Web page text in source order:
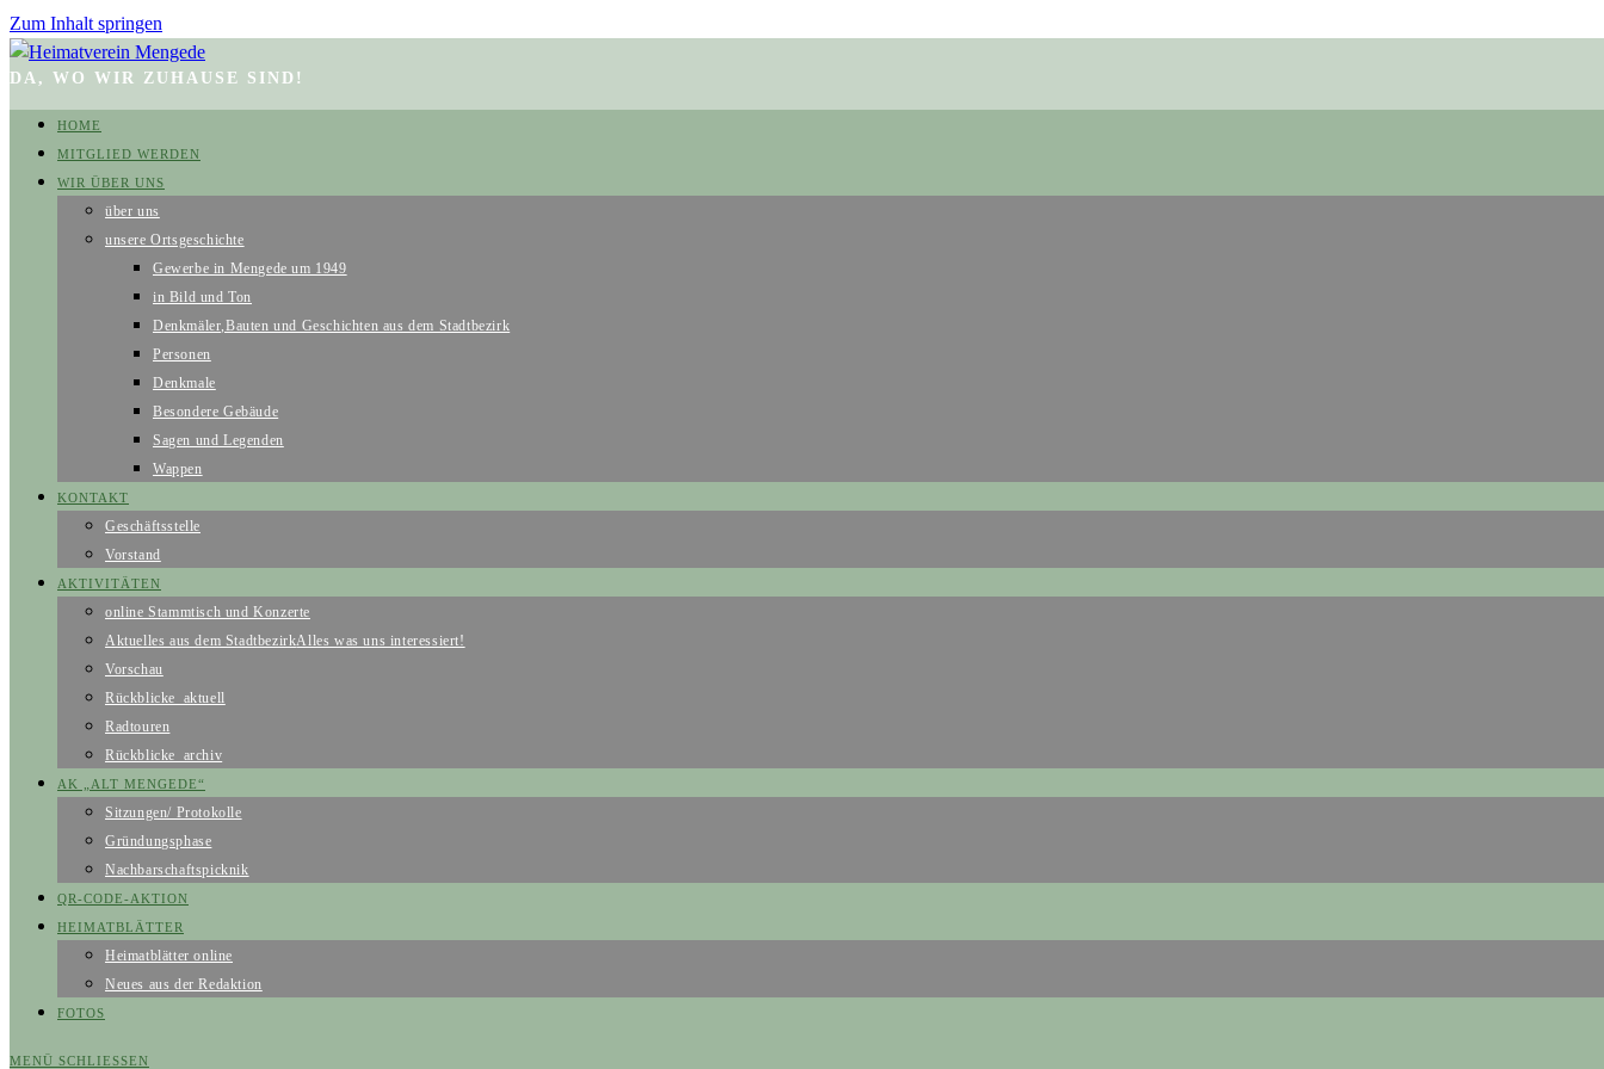
Zum Inhalt springen
DA, WO WIR ZUHAUSE SIND!
HOME
MITGLIED WERDEN
WIR ÜBER UNS
über uns
unsere Ortsgeschichte
Gewerbe in Mengede um 1949
in Bild und Ton
Denkmäler,Bauten und Geschichten aus dem Stadtbezirk
Personen
Denkmale
Besondere Gebäude
Sagen und Legenden
Wappen
KONTAKT
Geschäftsstelle
Vorstand
AKTIVITÄTEN
online Stammtisch und Konzerte
Aktuelles aus dem StadtbezirkAlles was uns interessiert!
Vorschau
Rückblicke_aktuell
Radtouren
Rückblicke_archiv
AK „ALT MENGEDE“
Sitzungen/ Protokolle
Gründungsphase
Nachbarschaftspicknik
QR-CODE-AKTION
HEIMATBLÄTTER
Heimatblätter online
Neues aus der Redaktion
FOTOS
MENÜ SCHLIESSEN